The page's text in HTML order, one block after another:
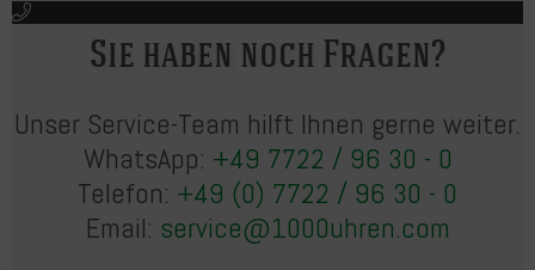
Sie haben noch Fragen?
Unser Service-Team hilft Ihnen gerne weiter.
WhatsApp: +49 7722 / 96 30 - 0
Telefon: +49 (0) 7722 / 96 30 - 0
Email: service@1000uhren.com